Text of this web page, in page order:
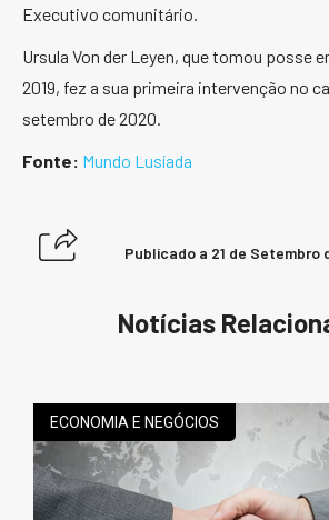
Executivo comunitário.
Ursula Von der Leyen, que tomou posse
2019, fez a sua primeira intervenção no
setembro de 2020.
Fonte: Mundo Lusíada
Publicado a 21 de Setembro
Notícias
ECONOMIA E NEGÓCIOS